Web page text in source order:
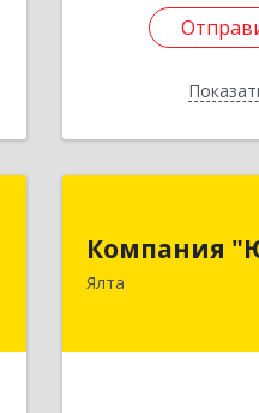
Компания
Ялта